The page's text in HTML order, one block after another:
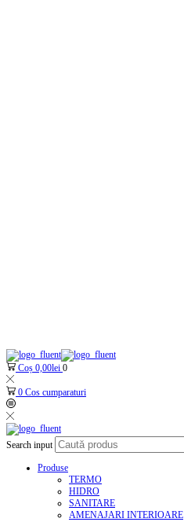
Coș 0,00lei 0
0 Cos cumparaturi
Search input
Produse
TERMO
HIDRO
SANITARE
AMENAJARI INTERIOARE